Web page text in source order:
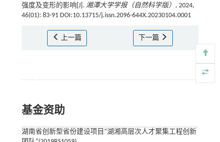
强度及变形的影响[J]. 湘潭大学学报（自然科学版） , 2024,
46(01): 83-91 DOI:10.13715/j.issn.2096-644X.20230104.0001
上一篇 下一篇
基金资助
湖南省创新型省份建设项目“湖湘高层次人才聚集工程创新